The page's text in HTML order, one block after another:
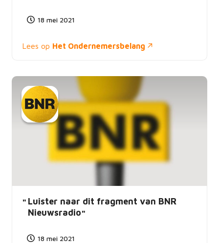
18 mei 2021
Lees op Het Ondernemersbelang
Luister naar dit fragment van BNR
Nieuwsradio
18 mei 2021